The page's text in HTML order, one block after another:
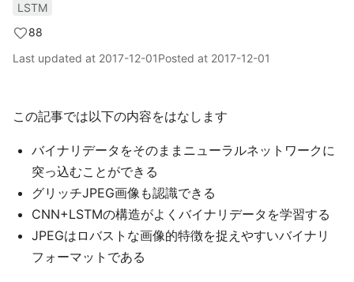
LSTM
88
Last updated at 2017-12-01Posted at 2017-12-01
この記事では以下の内容をはなします
バイナリデータをそのままニューラルネットワークに
突っ込むことができる
グリッチJPEG画像も認識できる
CNN+LSTMの構造がよくバイナリデータを学習する
JPEGはロバストな画像的特徴を捉えやすいバイナリ
フォーマットである